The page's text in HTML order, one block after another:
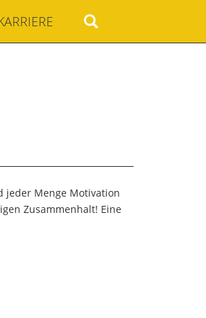
jeder Menge Motivation
Zusammenhalt! Eine